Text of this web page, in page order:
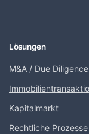
Lösungen
M&A / Due Diligence
Kapitalmarkt
Rechtliche Prozesse